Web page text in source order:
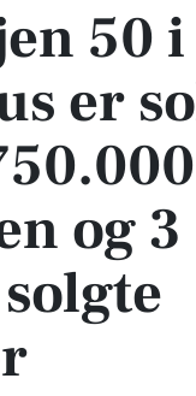
50 i
er
og 3